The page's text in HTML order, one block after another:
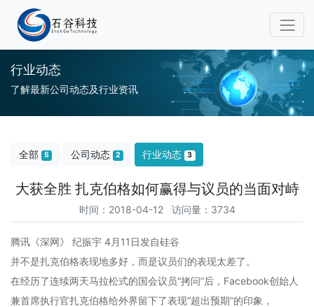
行业动态
了解最新公司动态及行业资讯
全部 5 公司动态 2 行业动态 3
大获全胜 扎克伯格如何赢得与议员的当面对峙
时间：2018-04-12 访问量：3734
腾讯《深网》 纪振宇 4月11日发自硅谷
并不是扎克伯格表现地多好，而是议员们的表现太差了。
在经历了连续两天马拉松式的国会议员“拷问”后，Facebook创始人
兼首席执行官扎克伯格给外界留下了表现“超出预期”的印象，